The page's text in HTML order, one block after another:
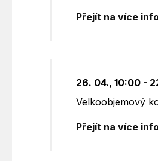
Přejít na více
26. 04., 10:00 -
Velkoobjemový
Přejít na více